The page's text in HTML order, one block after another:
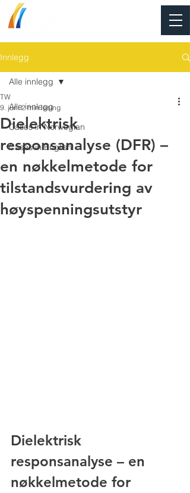
Innlegg
Alle innlegg
Cases in Norwegian
Cases in English
Alle innlegg
Dielektrisk
responsanalyse (DFR) –
en nøkkelmetode for
tilstandsvurdering av
høyspenningsutstyr
TW
9. juni 2 min lesing
Dielektrisk
responsanalyse – en
nøkkelmetode for